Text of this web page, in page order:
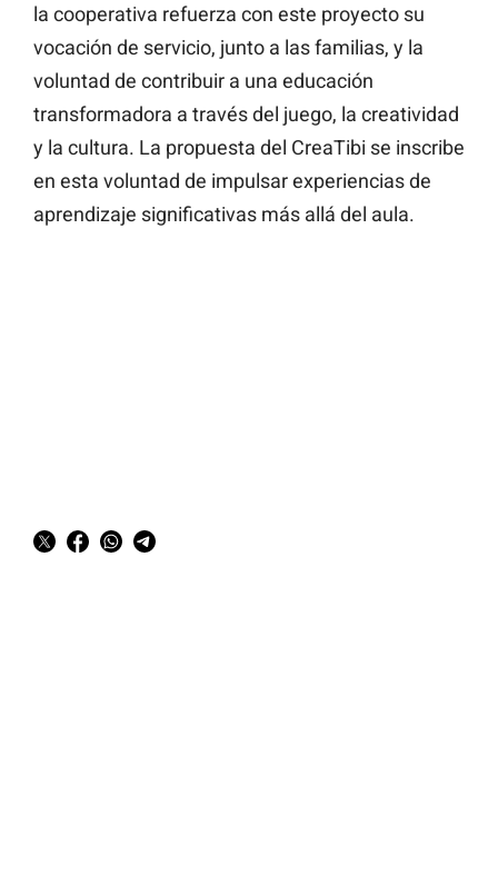
la cooperativa refuerza con este proyecto su
vocación de servicio, junto a las familias, y la
voluntad de contribuir a una educación
transformadora a través del juego, la creatividad
y la cultura. La propuesta del CreaTibi se inscribe
en esta voluntad de impulsar experiencias de
aprendizaje significativas más allá del aula.